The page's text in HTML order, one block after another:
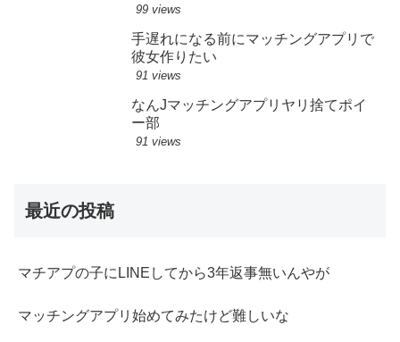
99 views
手遅れになる前にマッチングアプリで
彼女作りたい
91 views
なんJマッチングアプリヤリ捨てポイ
ー部
91 views
最近の投稿
マチアプの子にLINEしてから3年返事無いんやが
マッチングアプリ始めてみたけど難しいな